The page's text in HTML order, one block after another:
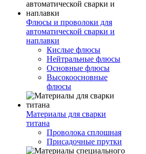
Флюсы и проволоки для
автоматической сварки и
наплавки
Кислые флюсы
Нейтральные флюсы
Основные флюсы
Высокоосновные
флюсы
Материалы для сварки
титана
Проволока сплошная
Присадочные прутки